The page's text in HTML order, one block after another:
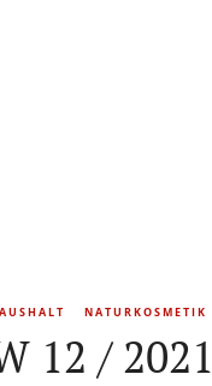
NATURKOSMETIK
12 / 2021